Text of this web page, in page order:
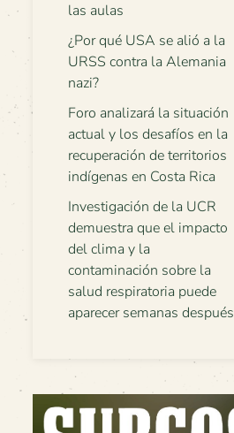
las aulas
¿Por qué USA se alió a la
URSS contra la Alemania
nazi?
Foro analizará la situación
actual y los desafíos en la
recuperación de territorios
indígenas en Costa Rica
Investigación de la UCR
demuestra que el impacto
del clima y la
contaminación sobre la
salud respiratoria puede
aparecer semanas después